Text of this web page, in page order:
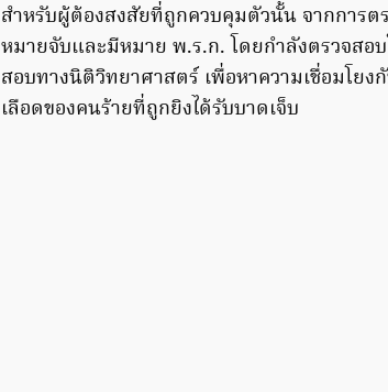
สำหรับผู้ต้องสงสัยที่ถูกควบคุมตัวนั้น จากการ
หมายจับและมีหมาย พ.ร.ก. โดยกำลังตรวจสอ
สอบทางนิติวิทยาศาสตร์ เพื่อหาความเชื่อมโย
เลือดของคนร้ายที่ถูกยิงได้รับบาดเจ็บ